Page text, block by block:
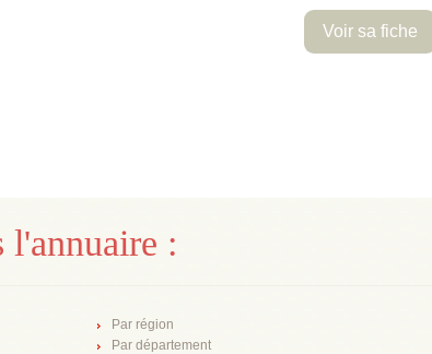
Voir sa fiche
l'annuaire :
Par région
Par département